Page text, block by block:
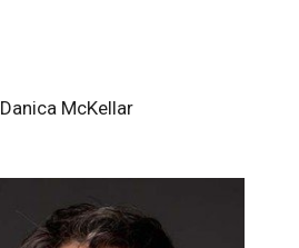
Danica McKellar